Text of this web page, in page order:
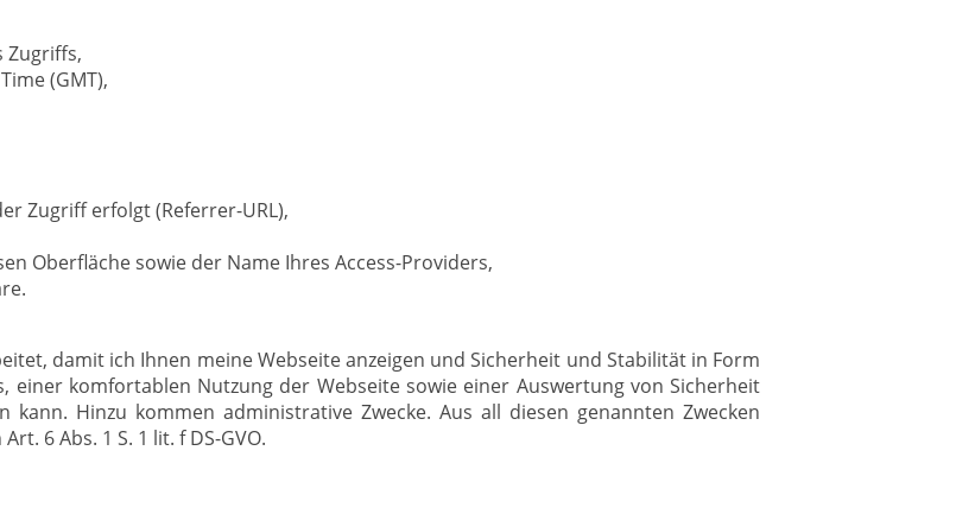
Zugriffs,
(GMT),
Zugriff erfolgt (Referrer-URL),
Oberfläche sowie der Name Ihres Access-Providers,
damit ich Ihnen meine Webseite anzeigen und Sicherheit und Stabilität in Form
einer komfortablen Nutzung der Webseite sowie einer Auswertung von Sicherheit
kann. Hinzu kommen administrative Zwecke. Aus all diesen genannten Zwecken
6 Abs. 1 S. 1 lit. f DS-GVO.